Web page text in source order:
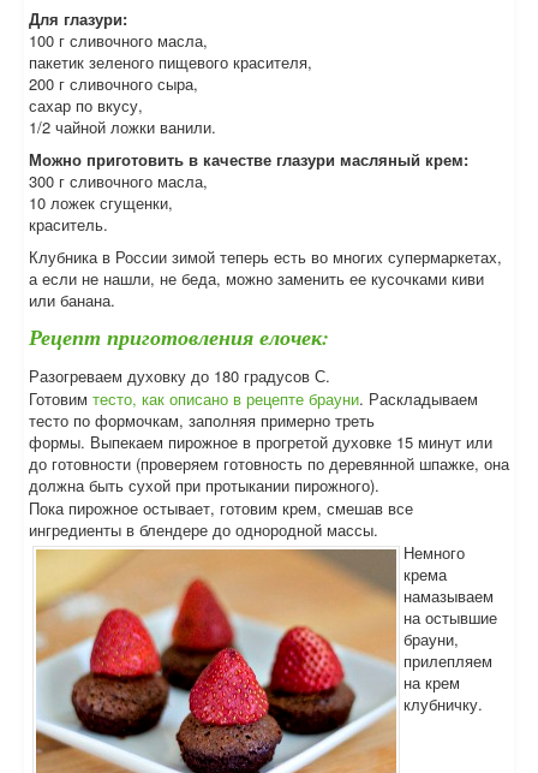
Для глазури:
100 г сливочного масла,
пакетик зеленого пищевого красителя,
200 г сливочного сыра,
сахар по вкусу,
1/2 чайной ложки ванили.
Можно приготовить в качестве глазури масляный крем:
300 г сливочного масла,
10 ложек сгущенки,
краситель.
Клубника в России зимой теперь есть во многих супермаркетах,
а если не нашли, не беда, можно заменить ее кусочками киви
или банана.
Рецепт приготовления елочек:
Разогреваем духовку до 180 градусов С.
Готовим тесто, как описано в рецепте брауни. Раскладываем
тесто по формочкам, заполняя примерно треть
формы. Выпекаем пирожное в прогретой духовке 15 минут или
до готовности (проверяем готовность по деревянной шпажке, она
должна быть сухой при протыкании пирожного).
Пока пирожное остывает, готовим крем, смешав все
ингредиенты в блендере до однородной массы.
Немного
крема
намазываем
на остывшие
брауни,
прилепляем
на крем
клубничку.